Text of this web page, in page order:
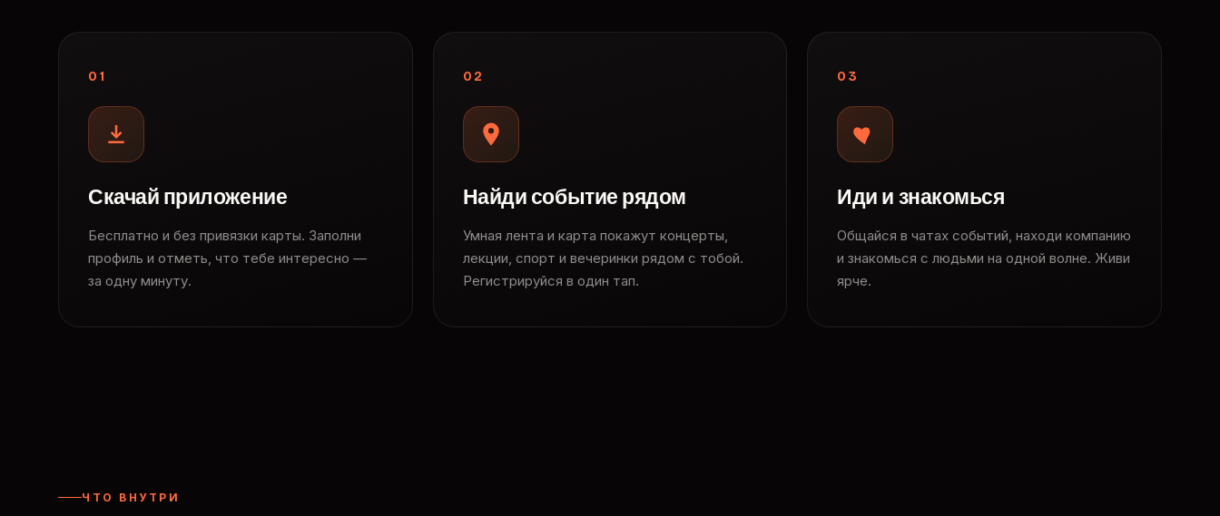
01
Скачай приложение
Бесплатно и без привязки карты. Заполни
профиль и отметь, что тебе интересно —
за одну минуту.
02
Найди событие рядом
Умная лента и карта покажут концерты,
лекции, спорт и вечеринки рядом с тобой.
Регистрируйся в один тап.
03
Иди и знакомься
Общайся в чатах событий, находи компанию
и знакомься с людьми на одной волне. Живи
ярче.
ЧТО ВНУТРИ